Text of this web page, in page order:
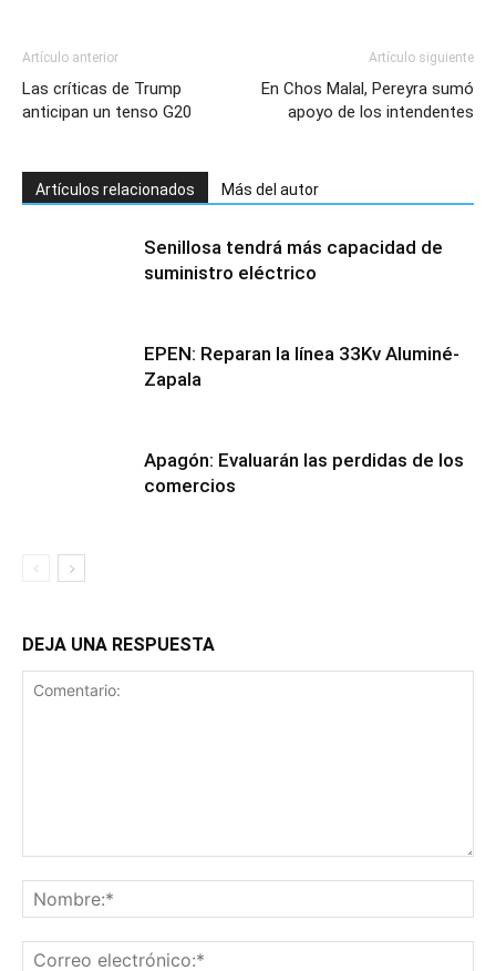
Artículo anterior
Las críticas de Trump
anticipan un tenso G20
Artículo siguiente
En Chos Malal, Pereyra sumó
apoyo de los intendentes
Artículos relacionados Más del autor
Senillosa tendrá más capacidad de
suministro eléctrico
EPEN: Reparan la línea 33Kv Aluminé-
Zapala
Apagón: Evaluarán las perdidas de los
comercios
DEJA UNA RESPUESTA